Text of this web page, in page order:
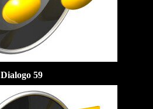
Dialogo 59